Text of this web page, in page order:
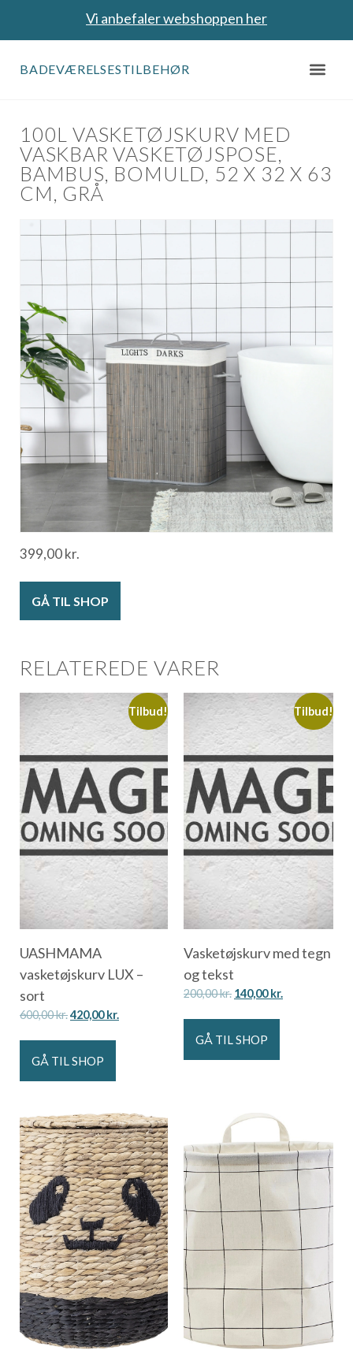
Vi anbefaler webshoppen her
BADEVÆRELSESTILBEHØR
100L VASKETØJSKURV MED
VASKBAR VASKETØJSPOSE,
BAMBUS, BOMULD, 52 X 32 X 63
CM, GRÅ
399,00kr.
GÅ TIL SHOP
RELATEREDE VARER
Tilbud!
UASHMAMA
vasketøjskurv LUX –
sort
600,00kr.420,00kr.
GÅ TIL SHOP
Tilbud!
Vasketøjskurv med tegn
og tekst
200,00kr. 140,00kr.
GÅ TIL SHOP